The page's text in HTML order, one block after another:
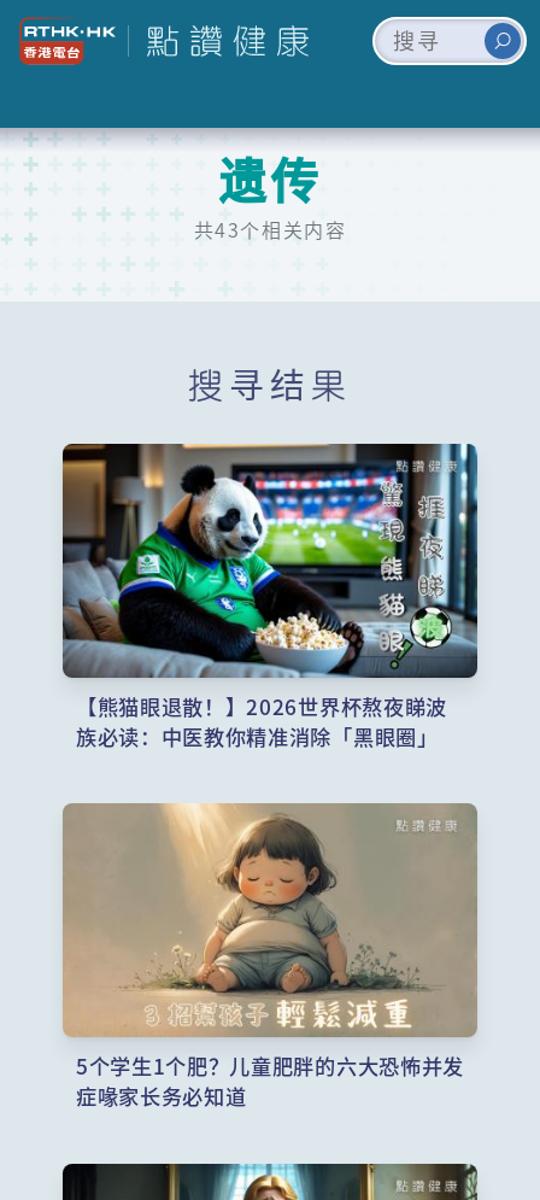
遗传
共43个相关内容
搜寻结果
【熊猫眼退散！】2026世界杯熬夜睇波
族必读：中医教你精准消除「黑眼圈」
5个学生1个肥？儿童肥胖的六大恐怖并发
症喙家长务必知道